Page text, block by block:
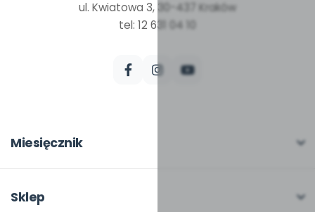
ul. Kwiatowa 3, 30-437 Kraków
tel: 12 631 04 10
Miesięcznik
W numerze
Sklep